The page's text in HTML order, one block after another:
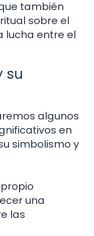
también
sobre el
lucha entre el
su
algunos
en
simbolismo y
una
las